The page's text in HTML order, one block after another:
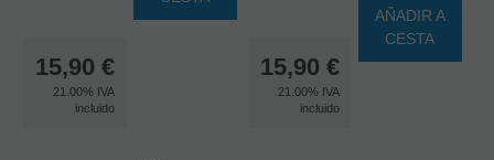
15,90 €
21.00% IVA
incluido
15,90 €
21.00% IVA
incluido
AÑADIR A
CESTA